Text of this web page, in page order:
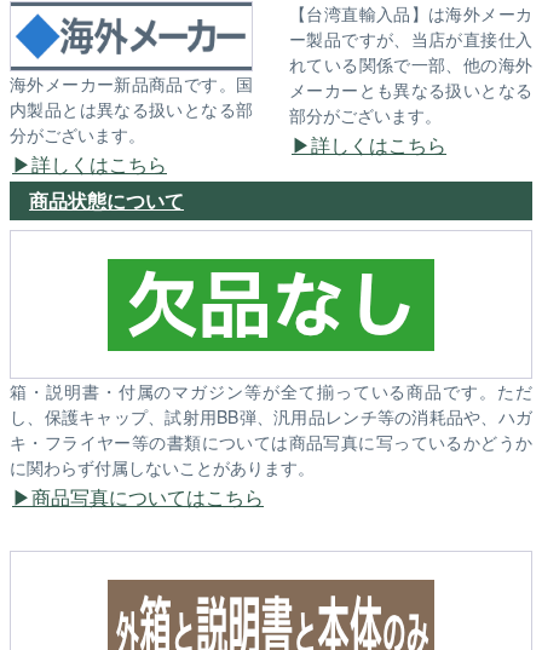
海外メーカー新品商品です。国
内製品とは異なる扱いとなる部
分がございます。
詳しくはこちら
【台湾直輸入品】は海外メーカ
ー製品ですが、当店が直接仕入
れている関係で一部、他の海外
メーカーとも異なる扱いとなる
部分がございます。
詳しくはこちら
商品状態について
箱・説明書・付属のマガジン等が全て揃っている商品です。ただ
し、保護キャップ、試射用BB弾、汎用品レンチ等の消耗品や、ハガ
キ・フライヤー等の書類については商品写真に写っているかどうか
に関わらず付属しないことがあります。
商品写真についてはこちら